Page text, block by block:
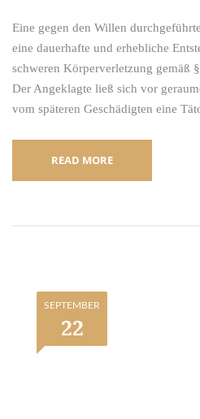
Eine gegen den Willen
eine dauerhafte und erhebliche
schweren Körperverletzung gemäß
Der Angeklagte ließ sich vor
vom späteren Geschädigten eine
READ MORE
SEPTEMBER
22